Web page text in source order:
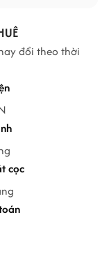
đổi theo thời
cọc